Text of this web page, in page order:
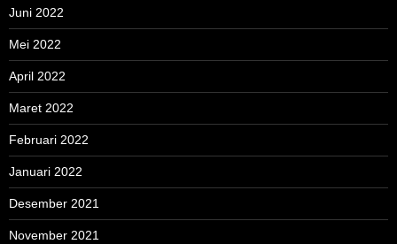
Juni 2022
Mei 2022
April 2022
Maret 2022
Februari 2022
Januari 2022
Desember 2021
November 2021